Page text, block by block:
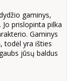
gaminys,
prislopinta pilka
Gaminys
todėl yra išties
jūsų baldus